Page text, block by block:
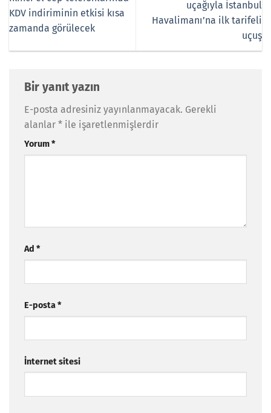
KDV indiriminin etkisi kısa
zamanda görülecek
uçağıyla İstanbul
Havalimanı’na ilk tarifeli
uçuş
Bir yanıt yazın
E-posta adresiniz yayınlanmayacak. Gerekli
alanlar * ile işaretlenmişlerdir
Yorum*
Ad *
E-posta*
İnternet sitesi